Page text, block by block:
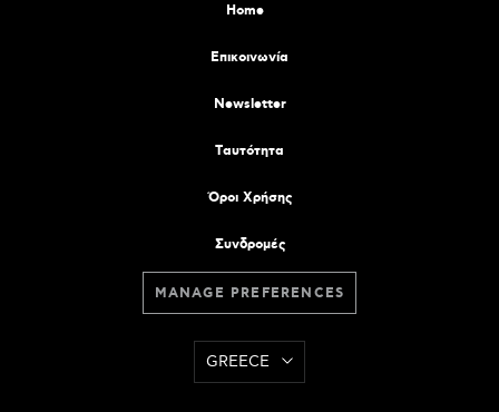
Home
Επικοινωνία
Newsletter
Tαυτότητα
Όροι Χρήσης
Συνδρομές
MANAGE PREFERENCES
GREECE